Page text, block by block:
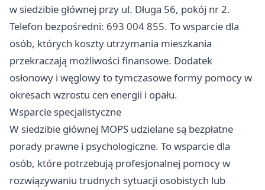
w siedzibie głównej przy ul. Długa 56, pokój nr 2.
Telefon bezpośredni: 693 004 855. To wsparcie dla
osób, których koszty utrzymania mieszkania
przekraczają możliwości finansowe. Dodatek
osłonowy i węglowy to tymczasowe formy pomocy w
okresach wzrostu cen energii i opału.
Wsparcie specjalistyczne
W siedzibie głównej MOPS udzielane są bezpłatne
porady prawne i psychologiczne. To wsparcie dla
osób, które potrzebują profesjonalnej pomocy w
rozwiązywaniu trudnych sytuacji osobistych lub